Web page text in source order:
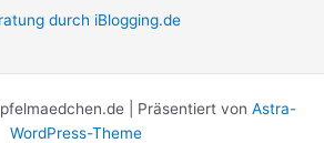
durch iBlogging.de
| Präsentiert von Astra-
WordPress-Theme